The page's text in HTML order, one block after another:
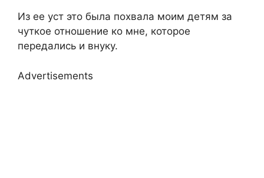
Из ее уст это была похвала моим детям за
чуткое отношение ко мне, которое
передались и внуку.
Advertisements